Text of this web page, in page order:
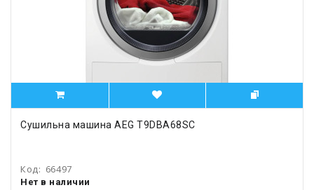
Сушильна машина AEG T9DBA68SC
Код: 66497
Нет в наличии